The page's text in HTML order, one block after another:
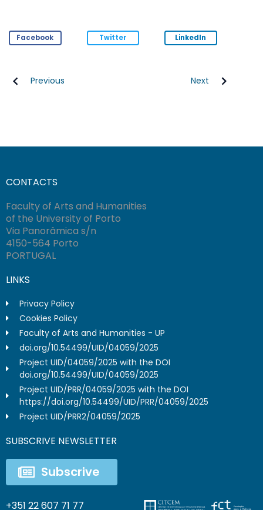
Facebook Twitter LinkedIn
Previous Next
CONTACTS
Faculty of Arts and Humanities
of the University of Porto
Via Panorâmica s/n
4150-564 Porto
PORTUGAL
LINKS
Privacy Policy
Cookies Policy
Faculty of Arts and Humanities - UP
doi.org/10.54499/UID/04059/2025
Project UID/04059/2025 with the DOI
doi.org/10.54499/UID/04059/2025
Project UID/PRR/04059/2025 with the DOI
https://doi.org/10.54499/UID/PRR/04059/2025
Project UID/PRR2/04059/2025
SUBSCRIVE NEWSLETTER
Subscrive
+351 22 607 71 77